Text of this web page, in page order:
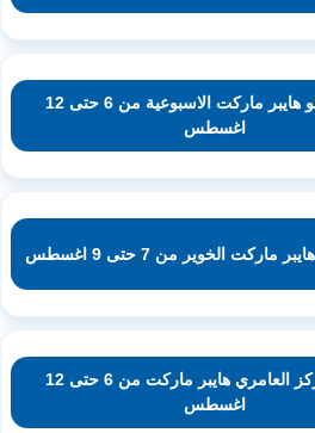
عروض لولو هايبر ماركت الاسبوعية من 6 حتى 12
اغسطس
الخوير من 7 حتى 9 اغسطس
عروض مركز العامري هايبر ماركت من 6 حتى 12
اغسطس